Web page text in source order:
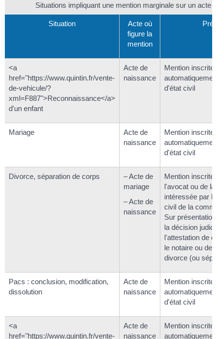
Situations impliquant une mention marginale sur un acte
Situation
Acte où
figure la
mention
<a
href="https://www.quintin.fr/vente-
de-vehicule/?
xml=F887">Reconnaissance</a>
d'un enfant
Acte de
naissance
Mention inscrite
d'état civil
Mariage
Acte de
naissance
Mention inscrite
d'état civil
Divorce, séparation de corps
– Acte de
mariage
– Acte de
naissance
Mention inscrite
l'avocat ou de
intéressée par
civil de la
Sur
la décision
l'attestation de
le notaire ou de
divorce (ou
Pacs : conclusion, modification,
dissolution
Acte de
naissance
Mention inscrite
d'état civil
<a
href="https://www.quintin.fr/vente-
Acte de
naissance
Mention inscrite